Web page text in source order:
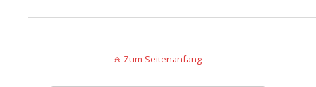
Zum Seitenanfang